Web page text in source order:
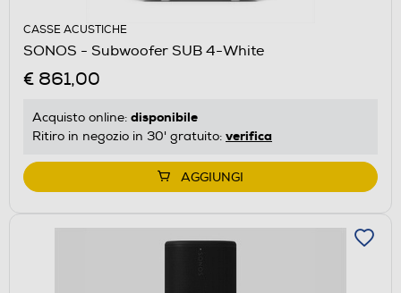
CASSE ACUSTICHE
SONOS - Subwoofer SUB 4-White
€ 861,00
Acquisto online: disponibile
Ritiro in negozio in 30' gratuito: verifica
AGGIUNGI